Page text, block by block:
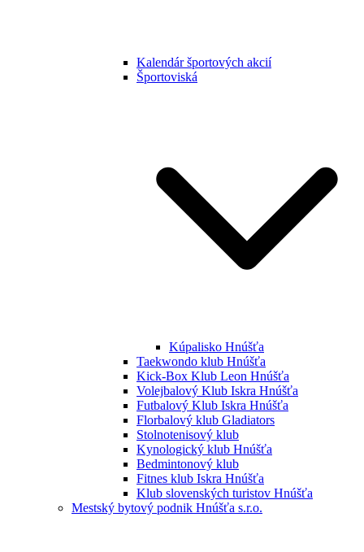
Kalendár športových akcií
Športoviská
Kúpalisko Hnúšťa
Taekwondo klub Hnúšťa
Kick-Box Klub Leon Hnúšťa
Volejbalový Klub Iskra Hnúšťa
Futbalový Klub Iskra Hnúšťa
Florbalový klub Gladiators
Stolnotenisový klub
Kynologický klub Hnúšťa
Bedmintonový klub
Fitnes klub Iskra Hnúšťa
Klub slovenských turistov Hnúšťa
Mestský bytový podnik Hnúšťa s.r.o.